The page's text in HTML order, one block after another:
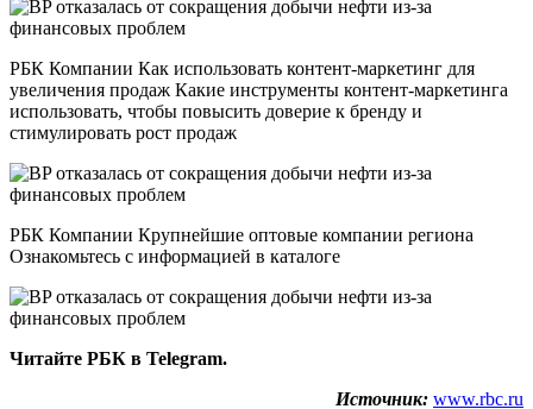
РБК Компании Как использовать контент-маркетинг для
увеличения продаж Какие инструменты контент-маркетинга
использовать, чтобы повысить доверие к бренду и
стимулировать рост продаж
РБК Компании Крупнейшие оптовые компании региона
Ознакомьтесь с информацией в каталоге
Читайте РБК в Telegram.
Источник: www.rbc.ru